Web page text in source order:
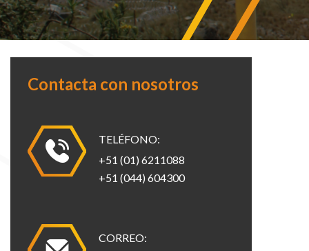
Contacta con nosotros
TELÉFONO:
+51 (01) 6211088
+51 (044) 604300
CORREO: